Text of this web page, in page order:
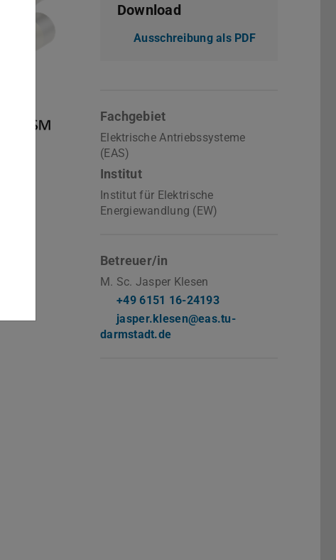
Download
Ausschreibung als PDF
Fachgebiet
Elektrische Antriebssysteme
(EAS)
Institut
Institut für Elektrische
Energiewandlung (EW)
Betreuer/in
M. Sc. Jasper Klesen
+49 6151 16-24193
jasper.klesen@eas.tu-
darmstadt.de